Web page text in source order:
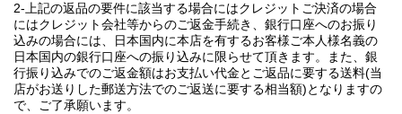
2-上記の返品の要件に該当する場合にはクレジットご決済の場合
にはクレジット会社等からのご返金手続き、銀行口座へのお振り
込みの場合には、日本国内に本店を有するお客様ご本人様名義の
日本国内の銀行口座への振り込みに限らせて頂きます。また、銀
行振り込みでのご返金額はお支払い代金とご返品に要する送料(当
店がお送りした郵送方法でのご返送に要する相当額)となりますの
で、ご了承願います。